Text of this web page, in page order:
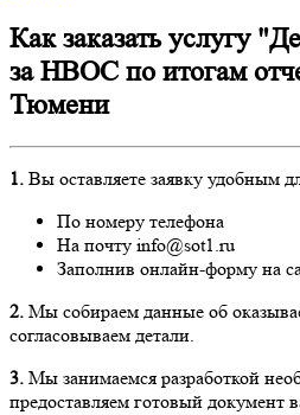
Как заказать услугу
за НВОС по итогам
Тюмени
1. Вы оставляете заявку удобным
По номеру телефона
На почту info@sot1.ru
Заполнив онлайн-форму на
2. Мы собираем данные об
согласовываем детали.
3. Мы занимаемся разработкой
предоставляем готовый документ